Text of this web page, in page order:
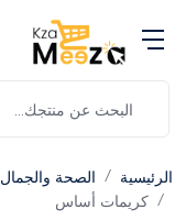
الرئيسية الصحة والجمال
كريمات أساس